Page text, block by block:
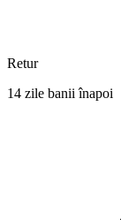
Retur
14 zile banii înapoi